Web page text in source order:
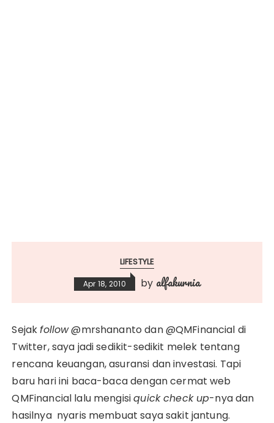
LIFESTYLE
Apr 18, 2010 by alfakurnia
Sejakfollow@mrshananto dan @QMFinancial di
Twitter, saya jadi sedikit-sedikit melek tentang
rencana keuangan, asuransi dan investasi. Tapi
baru hari ini baca-baca dengan cermat web
QMFinancial lalu mengisiquick check up-nya dan
hasilnya nyaris membuat saya sakit jantung.